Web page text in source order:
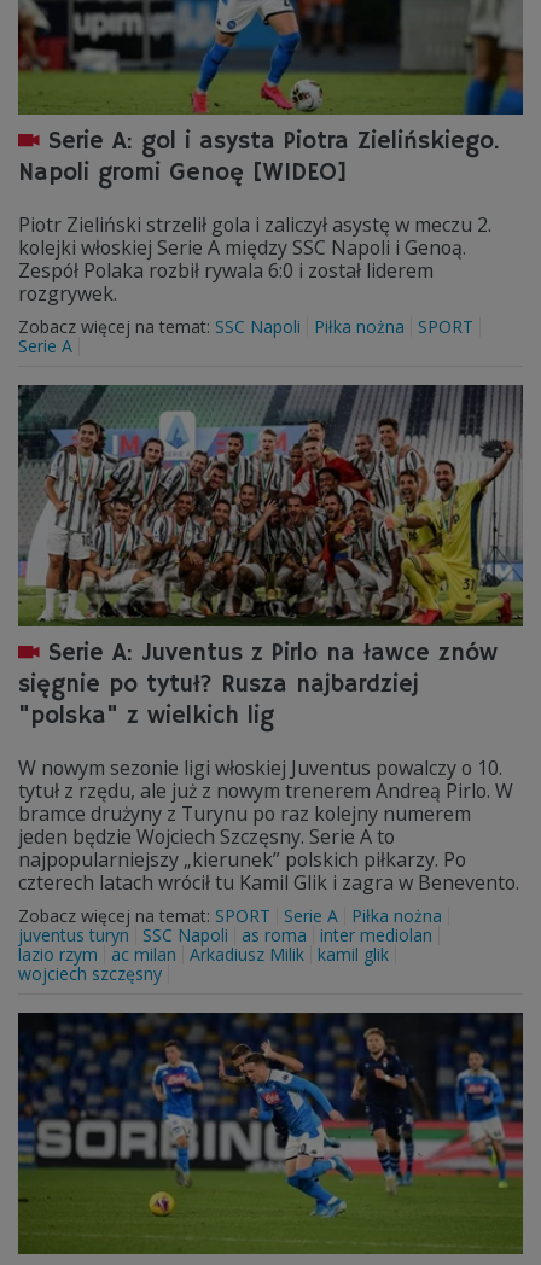
Serie A: gol i asysta Piotra Zielińskiego.
Napoli gromi Genoę [WIDEO]
Piotr Zieliński strzelił gola i zaliczył asystę w meczu 2.
kolejki włoskiej Serie A między SSC Napoli i Genoą.
Zespół Polaka rozbił rywala 6:0 i został liderem
rozgrywek.
Zobacz więcej na temat: SSC Napoli Piłka nożna
SPORT
Serie A
Serie A: Juventus z Pirlo na ławce znów
sięgnie po tytuł? Rusza najbardziej
"polska" z wielkich lig
W nowym sezonie ligi włoskiej Juventus powalczy o 10.
tytuł z rzędu, ale już z nowym trenerem Andreą Pirlo. W
bramce drużyny z Turynu po raz kolejny numerem
jeden będzie Wojciech Szczęsny. Serie A to
najpopularniejszy „kierunek” polskich piłkarzy. Po
czterech latach wrócił tu Kamil Glik i zagra w Benevento.
Zobacz więcej na temat: SPORT Serie A
Piłka nożna
juventus turyn
SSC Napoli as roma
inter mediolan
lazio rzym
ac milan Arkadiusz Milik
kamil glik
wojciech szczęsny